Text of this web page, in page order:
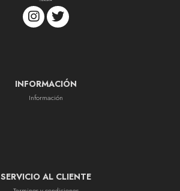
INFORMACIÓN
Información
SERVICIO AL CLIENTE